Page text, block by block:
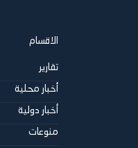
الاقسام
تقارير
أخبار محلية
أخبار دولية
منوعات